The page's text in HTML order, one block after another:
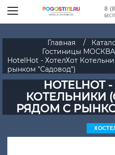
8
Главная
Гостиницы МОСКВА
HotelHot - ХотелХот
рынком "Садовод")
КОТЕЛЬНИКИ
РЯДОМ С